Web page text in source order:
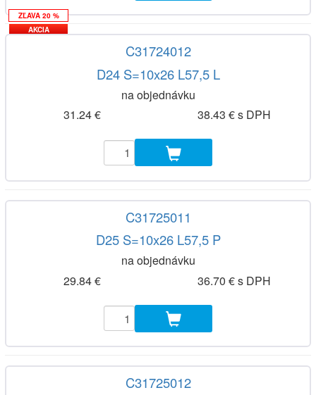
ZĽAVA 20 %
AKCIA
C31724012
D24 S=10x26 L57,5 L
na objednávku
31.24 €
38.43 € s DPH
C31725011
D25 S=10x26 L57,5 P
na objednávku
29.84 €
36.70 € s DPH
C31725012